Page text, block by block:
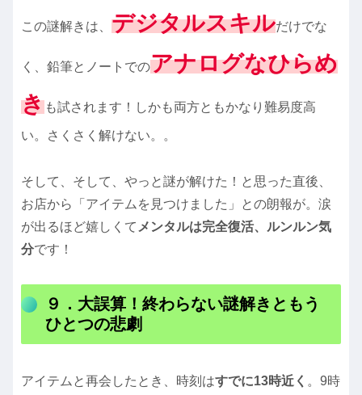
この謎解きは、 デジタルスキルだけでな
く、鉛筆とノートでのアナログなひらめ
きも試されます！しかも両方ともかなり難易度高
い。さくさく解けない。。
そして、そして、やっと謎が解けた！と思った直後、
お店から「アイテムを見つけました」との朗報が。涙
が出るほど嬉しくて メンタルは完全復活、ルンルン気
分です！
９．大誤算！終わらない謎解きともう
ひとつの悲劇
アイテムと再会したとき、時刻はすでに13時近く 。9時